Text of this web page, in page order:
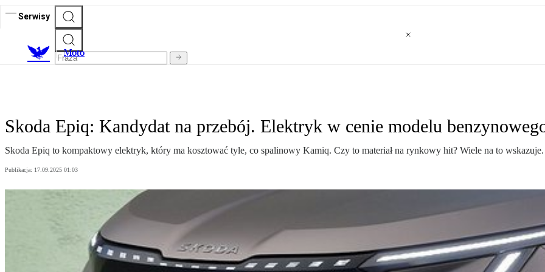
Serwisy
Moto
Skoda Epiq: Kandydat na przebój. Elektryk w cenie modelu
Skoda Epiq to kompaktowy elektryk, który ma kosztować tyle, co spalinowy Kamiq. Czy to materiał na rynkowy hit? Wiele na to wskazuje.
Publikacja: 17.09.2025 01:03